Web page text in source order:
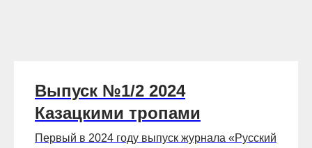
Выпуск №1/2 2024
Казацкими тропами
Первый в 2024 году выпуск журнала «Русский